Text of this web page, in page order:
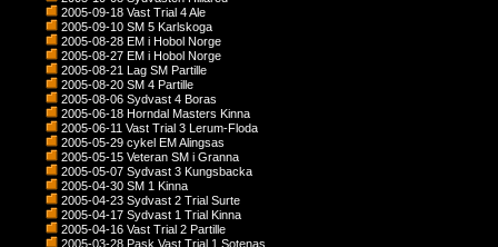
2005-09-18 Vast Trial 4 Ale
2005-09-10 SM 5 Karlskoga
2005-08-28 EM i Hobol Norge
2005-08-27 EM i Hobol Norge
2005-08-21 Lag SM Partille
2005-08-20 SM 4 Partille
2005-08-06 Sydvast 4 Boras
2005-06-18 Horndal Masters Kinna
2005-06-11 Vast Trial 3 Lerum-Floda
2005-05-29 cykel EM Alingsas
2005-05-15 Veteran SM i Granna
2005-05-07 Sydvast 3 Kungsbacka
2005-04-30 SM 1 Kinna
2005-04-23 Sydvast 2 Trial Surte
2005-04-17 Sydvast 1 Trial Kinna
2005-04-16 Vast Trial 2 Partille
2005-03-28 Pask Vast Trial 1 Sotenas